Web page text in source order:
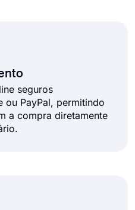
seguros
ou PayPal, permitindo
a compra diretamente